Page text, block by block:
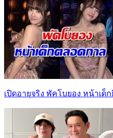
เปิดอายุจริง พัคโบยอง หน้าเด็